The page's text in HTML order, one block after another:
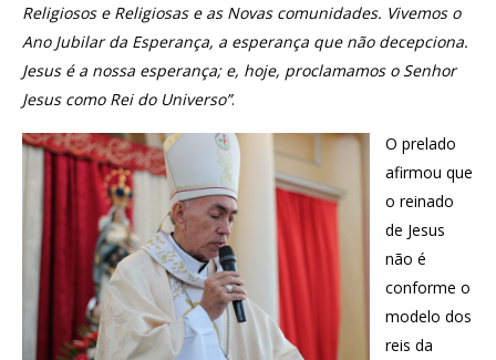
Religiosos e Religiosas e as Novas comunidades. Vivemos o
Ano Jubilar da Esperança, a esperança que não decepciona.
Jesus é a nossa esperança; e, hoje, proclamamos o Senhor
Jesus como Rei do Universo”.
O prelado
afirmou que
o reinado
de Jesus
não é
conforme o
modelo dos
reis da